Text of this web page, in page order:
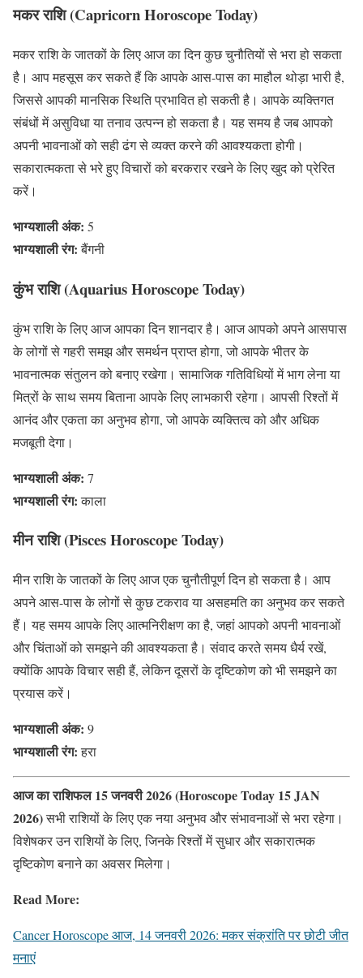
मकर राशि (Capricorn Horoscope Today)
मकर राशि के जातकों के लिए आज का दिन कुछ चुनौतियों से भरा हो सकता
है। आप महसूस कर सकते हैं कि आपके आस-पास का माहौल थोड़ा भारी है,
जिससे आपकी मानसिक स्थिति प्रभावित हो सकती है। आपके व्यक्तिगत
संबंधों में असुविधा या तनाव उत्पन्न हो सकता है। यह समय है जब आपको
अपनी भावनाओं को सही ढंग से व्यक्त करने की आवश्यकता होगी।
सकारात्मकता से भरे हुए विचारों को बरकरार रखने के लिए खुद को प्रेरित
करें।
भाग्यशाली अंक: 5
भाग्यशाली रंग:बैंगनी
कुंभ राशि (Aquarius Horoscope Today)
कुंभ राशि के लिए आज आपका दिन शानदार है। आज आपको अपने आसपास
के लोगों से गहरी समझ और समर्थन प्राप्त होगा, जो आपके भीतर के
भावनात्मक संतुलन को बनाए रखेगा। सामाजिक गतिविधियों में भाग लेना या
मित्रों के साथ समय बिताना आपके लिए लाभकारी रहेगा। आपसी रिश्तों में
आनंद और एकता का अनुभव होगा, जो आपके व्यक्तित्व को और अधिक
मजबूती देगा।
भाग्यशाली अंक: 7
भाग्यशाली रंग:काला
मीन राशि (Pisces Horoscope Today)
मीन राशि के जातकों के लिए आज एक चुनौतीपूर्ण दिन हो सकता है। आप
अपने आस-पास के लोगों से कुछ टकराव या असहमति का अनुभव कर सकते
हैं। यह समय आपके लिए आत्मनिरीक्षण का है, जहां आपको अपनी भावनाओं
और चिंताओं को समझने की आवश्यकता है। संवाद करते समय धैर्य रखें,
क्योंकि आपके विचार सही हैं, लेकिन दूसरों के दृष्टिकोण को भी समझने का
प्रयास करें।
भाग्यशाली अंक: 9
भाग्यशाली रंग:हरा
आज का राशिफल 15 जनवरी 2026 (Horoscope Today 15 JAN
2026)सभी राशियों के लिए एक नया अनुभव और संभावनाओं से भरा रहेगा।
विशेषकर उन राशियों के लिए, जिनके रिश्तों में सुधार और सकारात्मक
दृष्टिकोण बनाने का अवसर मिलेगा।
Read More:
Cancer Horoscope आज, 14 जनवरी 2026: मकर संक्रांति पर छोटी जीत
मनाएं